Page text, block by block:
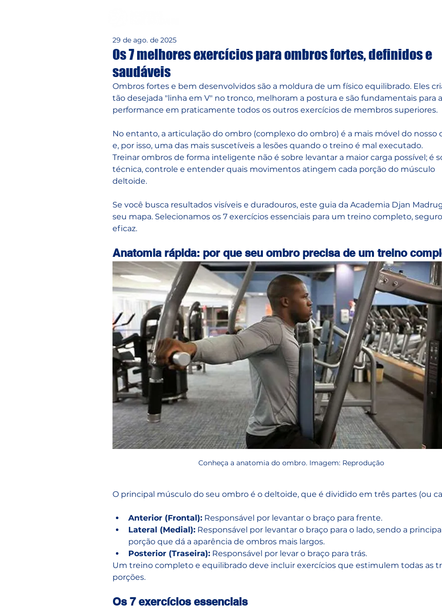
Os 7 melhores exercícios para ombros fortes, definidos e
saudáveis
29 de ago. de 2025
Ombros fortes e bem desenvolvidos são a moldura de um físico equilibrado. Eles
tão desejada "linha em V" no tronco, melhoram a postura e são fundamentais para a
performance em praticamente todos os outros exercícios de membros superiores.
No entanto, a articulação do ombro (complexo do ombro) é a mais móvel do nosso
e, por isso, uma das mais suscetíveis a lesões quando o treino é mal executado.
Treinar ombros de forma inteligente não é sobre levantar a maior carga possível; é
técnica, controle e entender quais movimentos atingem cada porção do músculo
deltoide.
Se você busca resultados visíveis e duradouros, este guia da Academia Djan
seu mapa. Selecionamos os 7 exercícios essenciais para um treino completo,
eficaz.
Anatomia rápida: por que seu ombro precisa de um treino
Conheça a anatomia do ombro. Imagem: Reprodução
O principal músculo do seu ombro é o deltoide, que é dividido em três partes (ou
Anterior (Frontal): Responsável por levantar o braço para frente.
Lateral (Medial): Responsável por levantar o braço para o lado, sendo a
porção que dá a aparência de ombros mais largos.
Posterior (Traseira): Responsável por levar o braço para trás.
Um treino completo e equilibrado deve incluir exercícios que estimulem todas as
porções.
Os 7 exercícios essenciais